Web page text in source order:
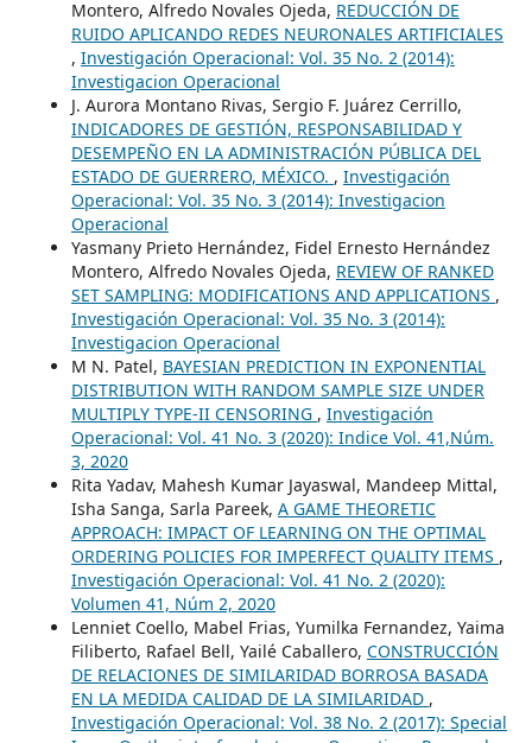
Montero, Alfredo Novales Ojeda, REDUCCIÓN DE
RUIDO APLICANDO REDES NEURONALES ARTIFICIALES
, Investigación Operacional: Vol. 35 No. 2 (2014):
Investigacion Operacional
J. Aurora Montano Rivas, Sergio F. Juárez Cerrillo,
INDICADORES DE GESTIÓN, RESPONSABILIDAD Y
DESEMPEÑO EN LA ADMINISTRACIÓN PÚBLICA DEL
ESTADO DE GUERRERO, MÉXICO. , Investigación
Operacional: Vol. 35 No. 3 (2014): Investigacion
Operacional
Yasmany Prieto Hernández, Fidel Ernesto Hernández
Montero, Alfredo Novales Ojeda, REVIEW OF RANKED
SET SAMPLING: MODIFICATIONS AND APPLICATIONS ,
Investigación Operacional: Vol. 35 No. 3 (2014):
Investigacion Operacional
M N. Patel, BAYESIAN PREDICTION IN EXPONENTIAL
DISTRIBUTION WITH RANDOM SAMPLE SIZE UNDER
MULTIPLY TYPE-II CENSORING , Investigación
Operacional: Vol. 41 No. 3 (2020): Indice Vol. 41,Núm.
3, 2020
Rita Yadav, Mahesh Kumar Jayaswal, Mandeep Mittal,
Isha Sanga, Sarla Pareek, A GAME THEORETIC
APPROACH: IMPACT OF LEARNING ON THE OPTIMAL
ORDERING POLICIES FOR IMPERFECT QUALITY ITEMS ,
Investigación Operacional: Vol. 41 No. 2 (2020):
Volumen 41, Núm 2, 2020
Lenniet Coello, Mabel Frias, Yumilka Fernandez, Yaima
Filiberto, Rafael Bell, Yailé Caballero, CONSTRUCCIÓN
DE RELACIONES DE SIMILARIDAD BORROSA BASADA
EN LA MEDIDA CALIDAD DE LA SIMILARIDAD ,
Investigación Operacional: Vol. 38 No. 2 (2017): Special